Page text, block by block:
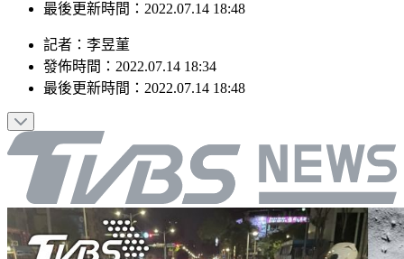
最後更新時間：2022.07.14 18:48
記者 ： 李昱菫
發佈時間： 2022.07.14 18:34
最後更新時間： 2022.07.14 18:48